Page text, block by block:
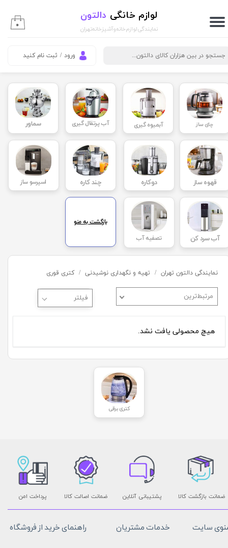
نمایندگی لوازم خانه و آشپزخانه تهران
لوازم خانگی دالتون
ورود / ثبت نام کنید
حساب کاربری من
خروج از حساب کاربری
۰
نمایندگی دالتون تهران تهیه و نگهداری نوشیدنی کتری قوری
مرتبط‌ترین
هیچ محصولی یافت نشد.
بازگشت به منو
قهوه ساز
آب سرد کن
سماور آب پرتقال گیری آبمیوه گیری
دوکاره
تصفیه آب
چند کاره اسپرسو ساز
چای ساز
کتری برقی
پشتیبانی آنلاین پرداخت امن ضمانت بازگشت کالا ضمانت اصالت کالا
راهنمای خرید از فروشگاه خدمات مشتریان سایت